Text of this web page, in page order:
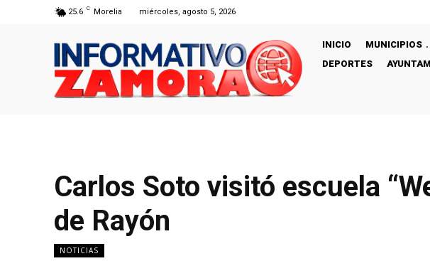
25.6 C Morelia miércoles, agosto 5, 2026
INICIO MUNICIPIOS
DEPORTES
Carlos Soto visitó escuela
de Rayón
NOTICIAS